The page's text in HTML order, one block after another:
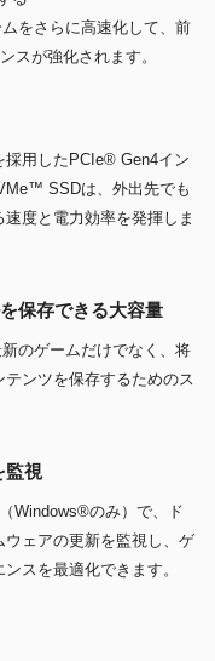
をさらに高速化して、前
スが強化されます。
用したPCIe® Gen4イン
SSDは、外出先でも
度と電力効率を発揮しま
保存できる大容量
のゲームだけでなく、将
ンツを保存するためのス
視
Windows®のみ）で、ド
ェアの更新を監視し、ゲ
スを最適化できます。